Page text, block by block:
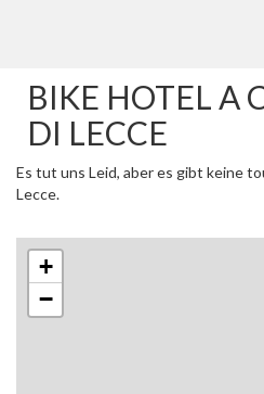
BIKE HOTEL A
DI LECCE
Es tut uns Leid, aber es gibt keine
Lecce.
+
−